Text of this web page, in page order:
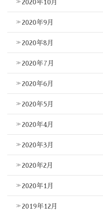
2020年10月
2020年9月
2020年8月
2020年7月
2020年6月
2020年5月
2020年4月
2020年3月
2020年2月
2020年1月
2019年12月